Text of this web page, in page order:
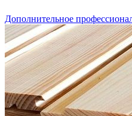
Дополнительное